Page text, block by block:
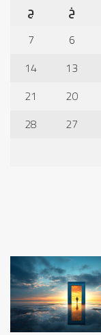
خ
ج
6
7
13
14
20
21
27
28